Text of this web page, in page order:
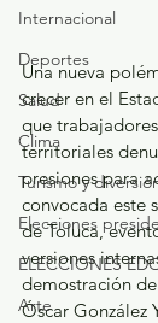
Internacional
Deportes
Salud
Clima
Turismo y
Elecciones
ELECCIONES
Arte
Una nueva
crecer en el
que
territoriales
presiones para
convocada este
de Toluca,
versiones
demostración
Óscar González